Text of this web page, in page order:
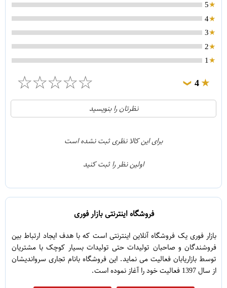
5
4
3
2
1
4
❯
☆
☆
☆
☆
☆
0
0
نظرتان را بنویسید
برای این کالا نظری ثبت نشده است
اولین نظر را ثبت کنید
فروشگاه اینترنتی بازار فوری
بازار فوری یک فروشگاه آنلاین اینترنتی است که با هدف ایجاد ارتباط بین
فروشندگان و صاحبان تولیدات حتی تولیدات بسیار کوچک با مشتریان
توسط بازاریابان فعالیت می نماید. این فروشگاه بانام تجاری سرواندیشان
از سال 1397 فعالیت خود را آغاز نموده است.